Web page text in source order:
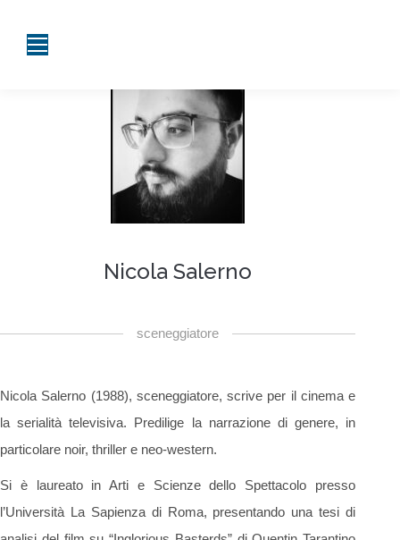
Nicola Salerno
sceneggiatore
Nicola Salerno (1988), sceneggiatore, scrive per il cinema e
la serialità televisiva. Predilige la narrazione di genere, in
particolare noir, thriller e neo-western.
Si è laureato in Arti e Scienze dello Spettacolo presso
l’Università La Sapienza di Roma, presentando una tesi di